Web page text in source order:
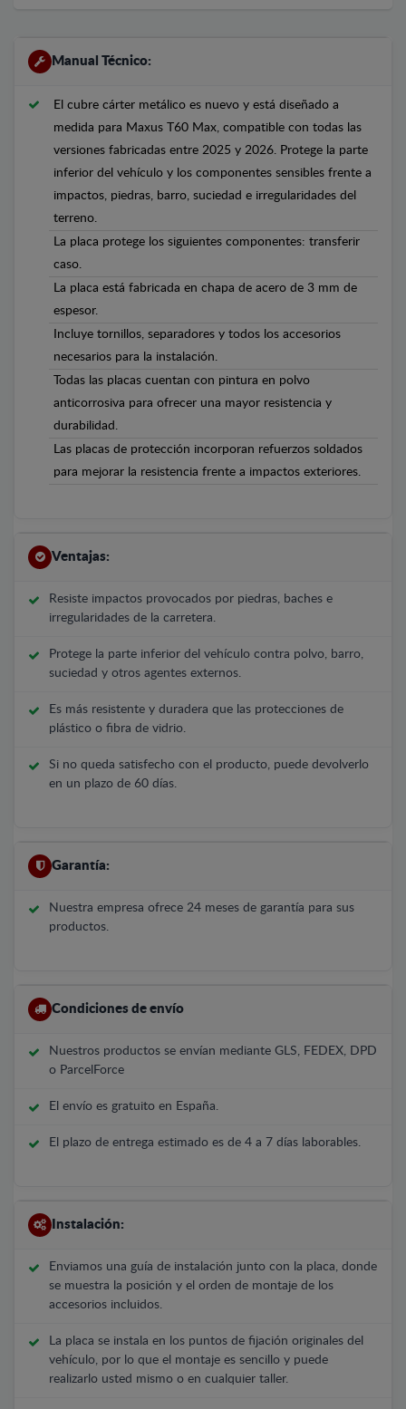
Manual Técnico:
El cubre cárter metálico es nuevo y está diseñado a
medida para Maxus T60 Max, compatible con todas las
versiones fabricadas entre 2025 y 2026. Protege la parte
inferior del vehículo y los componentes sensibles frente a
impactos, piedras, barro, suciedad e irregularidades del
terreno.
La placa protege los siguientes componentes: transferir
caso.
La placa está fabricada en chapa de acero de 3 mm de
espesor.
Incluye tornillos, separadores y todos los accesorios
necesarios para la instalación.
Todas las placas cuentan con pintura en polvo
anticorrosiva para ofrecer una mayor resistencia y
durabilidad.
Las placas de protección incorporan refuerzos soldados
para mejorar la resistencia frente a impactos exteriores.
Ventajas:
Resiste impactos provocados por piedras, baches e
irregularidades de la carretera.
Protege la parte inferior del vehículo contra polvo, barro,
suciedad y otros agentes externos.
Es más resistente y duradera que las protecciones de
plástico o fibra de vidrio.
Si no queda satisfecho con el producto, puede devolverlo
en un plazo de 60 días.
Garantía:
Nuestra empresa ofrece 24 meses de garantía para sus
productos.
Condiciones de envío
Nuestros productos se envían mediante GLS, FEDEX, DPD
o ParcelForce
El envío es gratuito en España.
El plazo de entrega estimado es de 4 a 7 días laborables.
Instalación:
Enviamos una guía de instalación junto con la placa, donde
se muestra la posición y el orden de montaje de los
accesorios incluidos.
La placa se instala en los puntos de fijación originales del
vehículo, por lo que el montaje es sencillo y puede
realizarlo usted mismo o en cualquier taller.